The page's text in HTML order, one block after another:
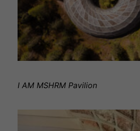
I AM MSHRM Pavilion